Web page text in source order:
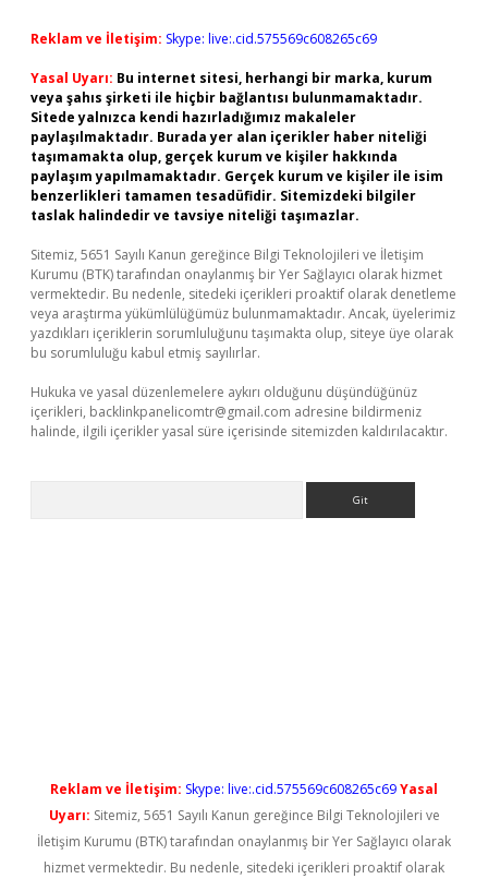
Reklam ve İletişim: Skype: live:.cid.575569c608265c69
Yasal Uyarı: Bu internet sitesi, herhangi bir marka, kurum
veya şahıs şirketi ile hiçbir bağlantısı bulunmamaktadır.
Sitede yalnızca kendi hazırladığımız makaleler
paylaşılmaktadır. Burada yer alan içerikler haber niteliği
taşımamakta olup, gerçek kurum ve kişiler hakkında
paylaşım yapılmamaktadır. Gerçek kurum ve kişiler ile isim
benzerlikleri tamamen tesadüfidir. Sitemizdeki bilgiler
taslak halindedir ve tavsiye niteliği taşımazlar.
Sitemiz, 5651 Sayılı Kanun gereğince Bilgi Teknolojileri ve İletişim
Kurumu (BTK) tarafından onaylanmış bir Yer Sağlayıcı olarak hizmet
vermektedir. Bu nedenle, sitedeki içerikleri proaktif olarak denetleme
veya araştırma yükümlülüğümüz bulunmamaktadır. Ancak, üyelerimiz
yazdıkları içeriklerin sorumluluğunu taşımakta olup, siteye üye olarak
bu sorumluluğu kabul etmiş sayılırlar.
Hukuka ve yasal düzenlemelere aykırı olduğunu düşündüğünüz
içerikleri, backlinkpanelicomtr@gmail.com adresine bildirmeniz
halinde, ilgili içerikler yasal süre içerisinde sitemizden kaldırılacaktır.
Reklam ve İletişim: Skype: live:.cid.575569c608265c69Yasal
Uyarı: Sitemiz, 5651 Sayılı Kanun gereğince Bilgi Teknolojileri ve
İletişim Kurumu (BTK) tarafından onaylanmış bir Yer Sağlayıcı olarak
hizmet vermektedir. Bu nedenle, sitedeki içerikleri proaktif olarak